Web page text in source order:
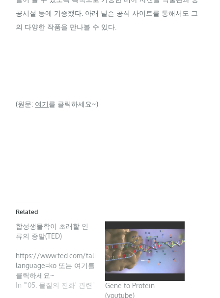
공시설 등에 기증했다. 아래 닐슨 공식 사이트를 통해서도 그
의 다양한 작품을 만나볼 수 있다.
(원문: 여기를 클릭하세요~)
Related
합성생물학이 초래할 인
류의 종말(TED)
https://www.ted.com/talks/
language=ko 또는 여기를
클릭하세요~
In "'05. 물질의 진화' 관련"
Gene to Protein
(youtube)